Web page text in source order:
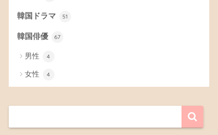
韓国ドラマ 51
韓国俳優 67
男性 4
女性 4